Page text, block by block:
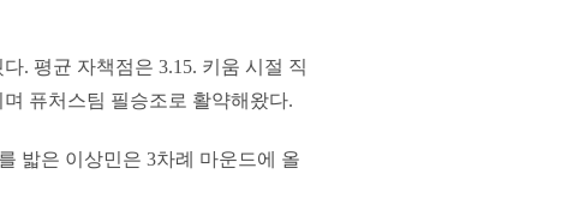
. 평균 자책점은 3.15. 키움 시절 직
퓨처스팀 필승조로 활약해왔다.
밟은 이상민은 3차례 마운드에 올